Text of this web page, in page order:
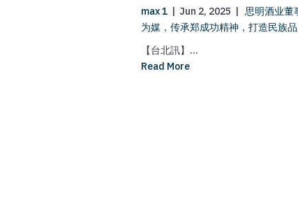
max 1 Jun 2, 2025
思明酒业董
为媒，传承郑成功精神，打造民族
【台北訊】...
Read More